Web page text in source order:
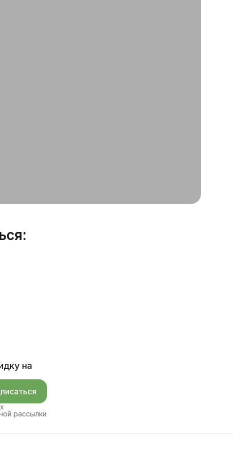
на
рассылки